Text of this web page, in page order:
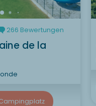
266 Bewertungen
de la